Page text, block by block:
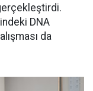
DNA
da